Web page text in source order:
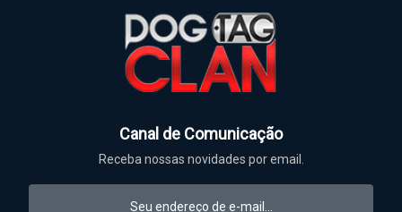
Canal de Comunicação
Receba nossas novidades por email.